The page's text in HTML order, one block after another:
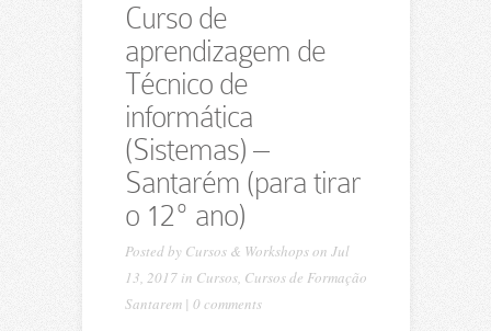
Curso de
aprendizagem de
Técnico de
informática
(Sistemas) –
Santarém (para tirar
o 12º ano)
Posted by Cursos & Workshopson Jul
13, 2017 in Cursos, Cursos de Formação
Santarem| 0 comments